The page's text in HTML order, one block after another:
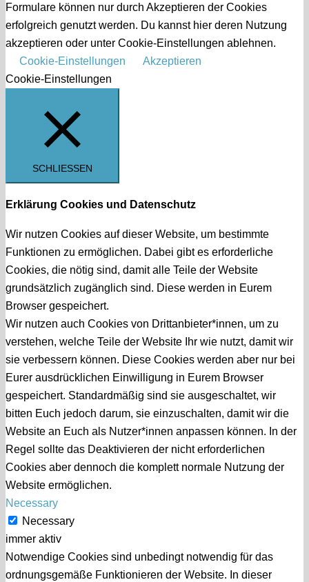
Formulare können nur durch Akzeptieren der Cookies
erfolgreich genutzt werden. Du kannst hier deren Nutzung
akzeptieren oder unter Cookie-Einstellungen ablehnen.
Cookie-Einstellungen
Akzeptieren
Cookie-Einstellungen
SCHLIESSEN
Erklärung Cookies und Datenschutz
Wir nutzen Cookies auf dieser Website, um bestimmte
Funktionen zu ermöglichen. Dabei gibt es erforderliche
Cookies, die nötig sind, damit alle Teile der Website
grundsätzlich zugänglich sind. Diese werden in Eurem
Browser gespeichert.
Wir nutzen auch Cookies von Drittanbieter*innen, um zu
verstehen, welche Teile der Website Ihr wie nutzt, damit wir
sie verbessern können. Diese Cookies werden aber nur bei
Eurer ausdrücklichen Einwilligung in Eurem Browser
gespeichert. Standardmäßig sind sie ausgeschaltet, wir
bitten Euch jedoch darum, sie einzuschalten, damit wir die
Website an Euch als Nutzer*innen anpassen können. In der
Regel sollte das Deaktivieren der nicht erforderlichen
Cookies aber dennoch die komplett normale Nutzung der
Website ermöglichen.
Necessary
Necessary
immer aktiv
Notwendige Cookies sind unbedingt notwendig für das
ordnungsgemäße Funktionieren der Website. In dieser